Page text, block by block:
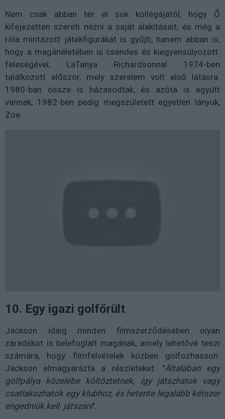
Nem csak abban tér el sok kollégájától, hogy Ő
kifejezetten szereti nézni a saját alakításait, és még a
róla mintázott játékfigurákat is gyűjti, hanem abban is,
hogy a magánéletében is csendes és kiegyensúlyozott:
feleségével, LaTanya Richardsonnal 1974-ben
találkozott először, mely szerelem volt első látásra.
1980-ban össze is házasodtak, és azóta is együtt
vannak, 1982-ben pedig megszületett egyetlen lányuk,
Zoe.
10. Egy igazi golfőrült
Jackson idáig minden filmszerződésében olyan
záradékot is belefoglalt magának, amely lehetővé teszi
számára, hogy filmfelvételek közben golfozhasson.
Jackson elmagyarázta a részleteket: "Általában egy
golfpálya közelébe költöztetnek, így játszhatok vagy
csatlakozhatok egy klubhoz, és hetente legalább kétszer
engedniük kell játszani".